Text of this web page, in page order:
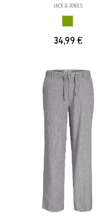
JACK & JONES
34,99 €